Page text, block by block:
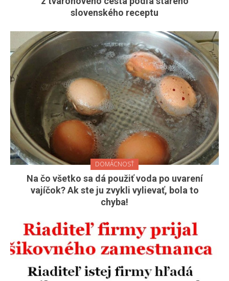
slovenského receptu
DOMÁCNOSŤ
Na čo všetko sa dá použiť voda po uvarení
vajíčok? Ak ste ju zvykli vylievať, bola to
chyba!